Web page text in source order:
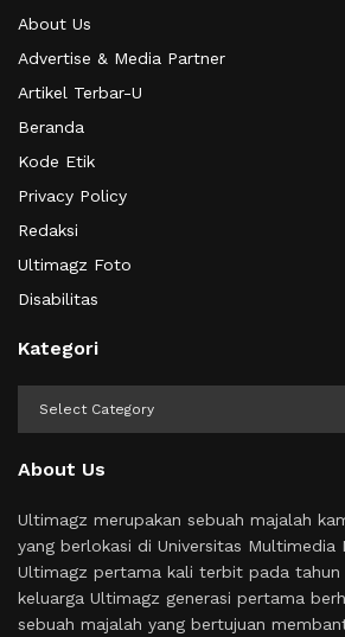
About Us
Advertise & Media Partner
Artikel Terbar-U
Beranda
Kode Etik
Privacy Policy
Redaksi
Ultimagz Foto
Disabilitas
Kategori
About Us
Ultimagz merupakan sebuah majalah
yang berlokasi di Universitas Multimedia
Ultimagz pertama kali terbit pada tahun
keluarga Ultimagz generasi pertama
sebuah majalah yang bertujuan